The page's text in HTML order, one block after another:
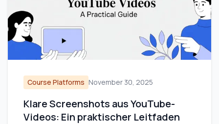
Course Platforms November 30, 2025
Klare Screenshots aus YouTube-
Videos: Ein praktischer Leitfaden